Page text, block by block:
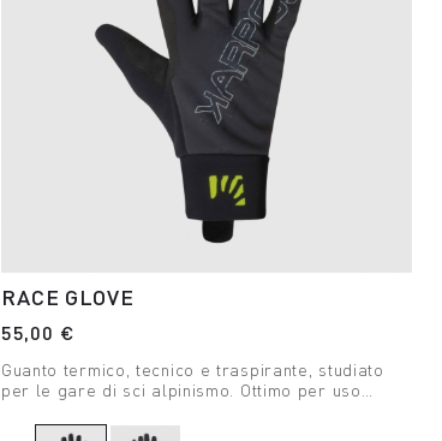
RACE GLOVE
55,00 €
Guanto termico, tecnico e traspirante, studiato
per le gare di sci alpinismo. Ottimo per uso